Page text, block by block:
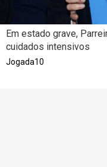
Em estado grave,
cuidados intensivos
Jogada10